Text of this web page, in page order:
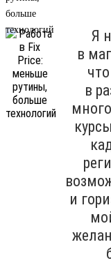
Я
в
в
и